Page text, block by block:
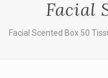
Facial
Facial Scented Box 50